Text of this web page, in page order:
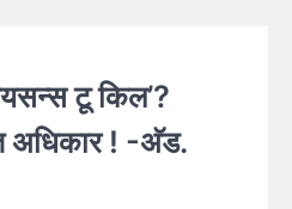
टू किल’?
अधिकार ! -अ‍ॅड.